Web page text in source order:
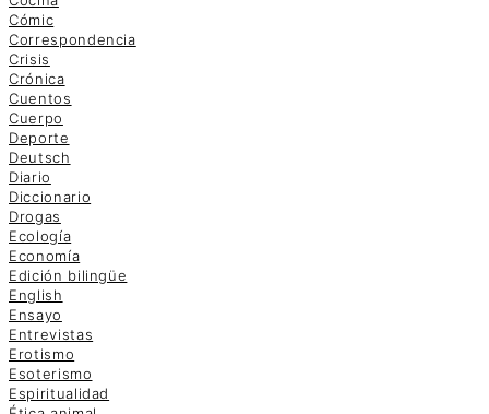
Cómic
Correspondencia
Crisis
Crónica
Cuentos
Cuerpo
Deporte
Deutsch
Diario
Diccionario
Drogas
Ecología
Economía
Edición bilingüe
English
Ensayo
Entrevistas
Erotismo
Esoterismo
Espiritualidad